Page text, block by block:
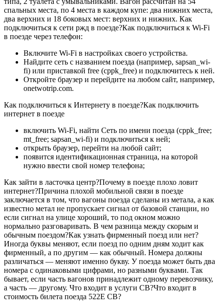
спальных места, по 4 места в каждом купе: два нижних места,
два верхних и 18 боковых мест: верхних и нижних. Как
подключиться к сети ржд в поезде?Как подключиться к Wi-Fi
в поезде через телефон:
Включите Wi-Fi в настройках своего устройства.
Найдите сеть с названием поезда (например, sapsan_wi-
fi) или приставкой free (cppk_free) и подключитесь к ней.
Откройте браузер и перейдите на любом сайт, например,
onetwotrip.com.
Как подключиться к Интернету в поезде?Как подключить
интернет в поезде
включить Wi-Fi, найти Сеть по имени поезда (cppk_free;
mt_free; sapsan_wi-fi) и подключиться к ней;
открыть браузер, перейти на любой сайт;
появится идентификационная страница, на которой
нужно ввести свой номер телефона;
Как зайти в ласточка центр?Почему в поезде плохо ловит
интернет?Причина плохой мобильной связи в поезде
заключается в том, что вагоны поезда сделаны из метала, а как
известно метал не пропускает сигнал от базовой станции, но
если сигнал на улице хороший, то под окном можно
нормально разговаривать. В чем разница между скорым и
обычным поездом?Как узнать фирменный поезд или нет?
Иногда буквы меняют, если поезд по одним дням ходит как
фирменный, а по другим — как обычный. Номера должны
различаться — меняют именно букву. У поезда может быть два
номера с одинаковыми цифрами, но разными буквами. Так
бывает, если часть вагонов принадлежит одному перевозчику,
а часть — другому. Что входит в услуги СВ?Что входит в
стоимость билета поезда 522Е СВ?